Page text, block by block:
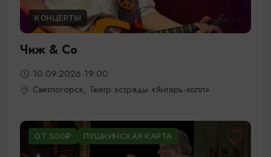
КОНЦЕРТЫ
Чиж & Cо
10.09.2026 19:00
Светлогорск, Театр эстрады «Янтарь-холл»
ОТ 500₽ ПУШКИНСКАЯ КАРТА